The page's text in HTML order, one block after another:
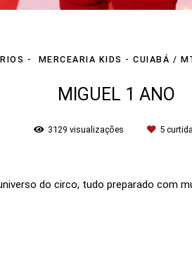
MERCEARIA KIDS - CUIABÁ /
MIGUEL 1 ANO
3129 visualizações 5
do circo, tudo preparado com